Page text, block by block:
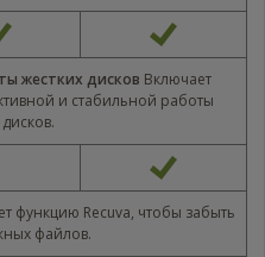
жестких дисков Включает
и стабильной работы
функцию Recuva, чтобы забыть
файлов.